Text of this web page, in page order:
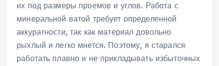
их под размеры проемов и углов. Работа с
минеральной ватой требует определенной
аккуратности, так как материал довольно
рыхлый и легко мнется. Поэтому, я старался
работать плавно и не прикладывать избыточных